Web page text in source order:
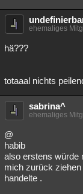
ehemaliges
hä???
totaaal nichts
sabrina^
ehemaliges
@
habib
also erstens würde
mich zurück
handelte .